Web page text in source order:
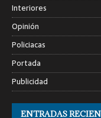
Interiores
Opinión
Policiacas
Portada
Publicidad
ENTRADAS